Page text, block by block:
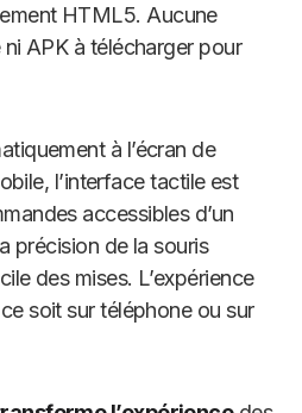
HTML5. Aucune
APK à télécharger pour
à l’écran de
l’interface tactile est
accessibles d’un
précision de la souris
des mises. L’expérience
soit sur téléphone ou sur